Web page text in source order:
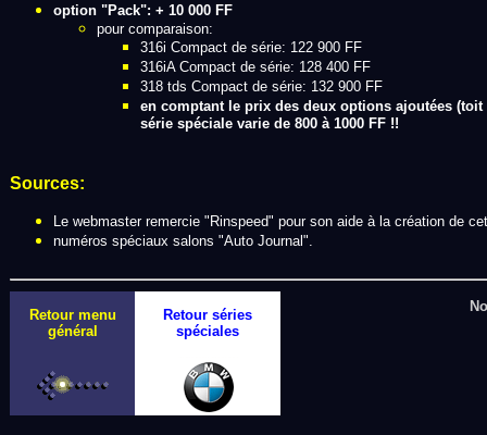
option "Pack": + 10 000 FF
pour comparaison:
316i Compact de série: 122 900 FF
316iA Compact de série: 128 400 FF
318 tds Compact de série: 132 900 FF
en comptant le prix des deux options ajoutées
série spéciale varie de 800 à 1000 FF !!
Sources:
Le webmaster remercie "Rinspeed" pour son aide à la création de
numéros spéciaux salons "Auto Journal".
Retour menu
général
Retour séries
spéciales